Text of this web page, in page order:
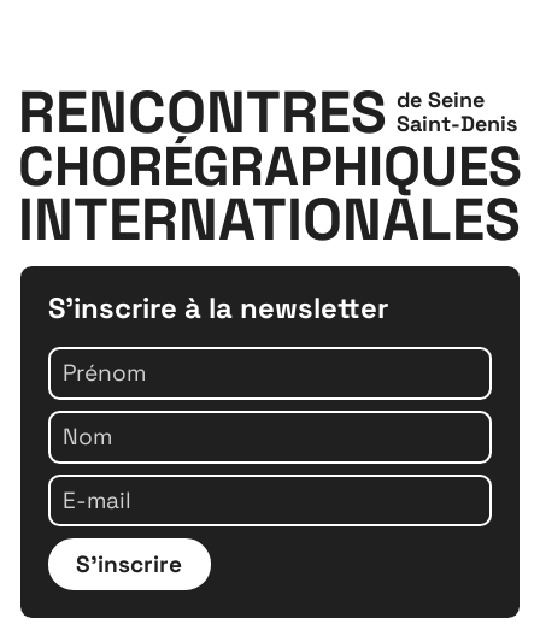
RENCONTRES
CHORÉGRAPHIQUES
INTERNATIONALES
de Seine
Saint-Denis
S'inscrire à la newsletter
S'inscrire